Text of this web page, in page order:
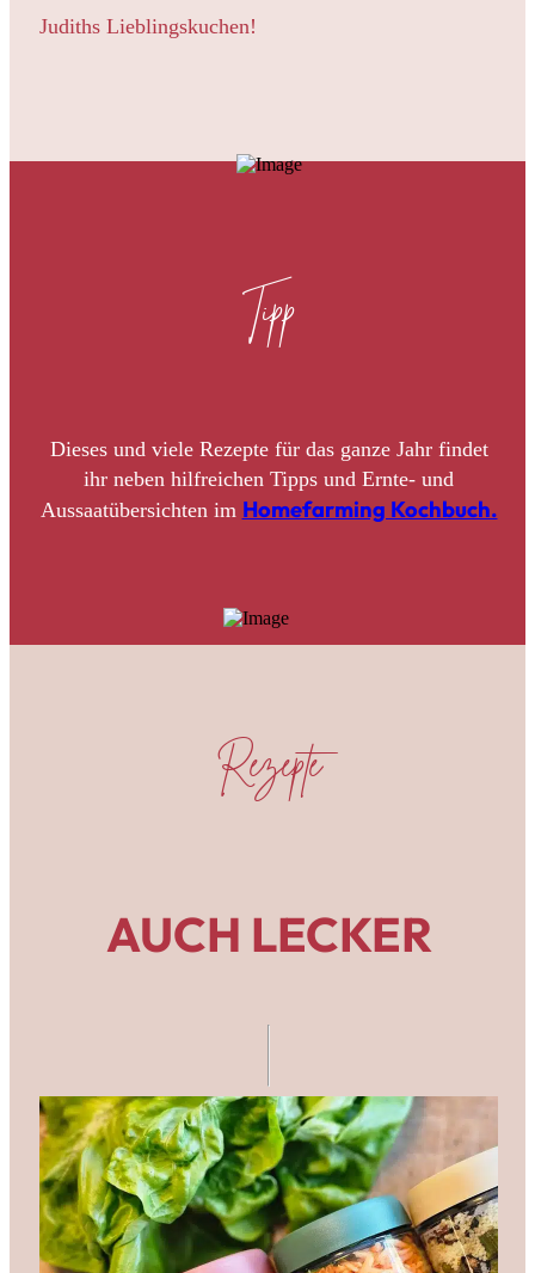
Judiths Lieblingskuchen!
Tipp
Dieses und viele Rezepte für das ganze Jahr findet
ihr neben hilfreichen Tipps und Ernte- und
Aussaatübersichten im Homefarming Kochbuch.
Rezepte
AUCH LECKER